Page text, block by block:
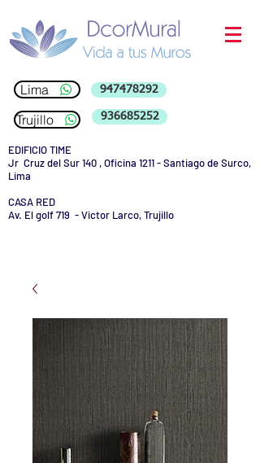
Lima 947478292
Trujillo 936685252
EDIFICIO TIME
Jr Cruz del Sur 140 , Oficina 1211 - Santiago de Surco,
Lima
CASA RED
Av. El golf 719 - Victor Larco, Trujillo